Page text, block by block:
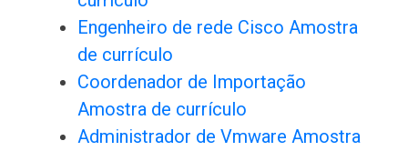
Engenheiro de rede Cisco Amostra
de currículo
Coordenador de Importação
Amostra de currículo
Administrador de Vmware Amostra